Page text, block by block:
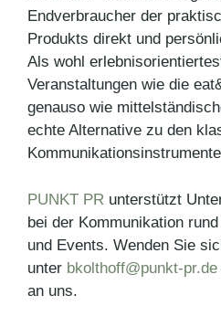
Endverbraucher der
Produkts direkt und
Als wohl
Veranstaltungen wie die
genauso wie
echte Alternative zu den
PUNKT PR unterstützt
bei der Kommunikation
und Events. Wenden Sie
unter bkolthoff@punkt-pr.de
an uns.